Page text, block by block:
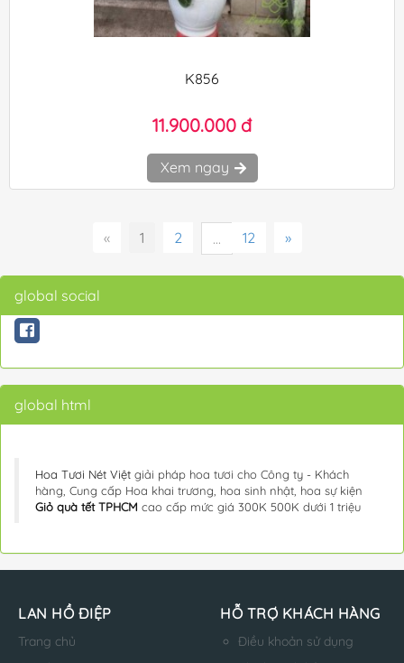
K856
11.900.000 đ
Xem ngay
« 1 2 ... 12 »
global social
global html
Hoa Tươi Nét Việt giải pháp hoa tươi cho Công ty - Khách
hàng, Cung cấp Hoa khai trương, hoa sinh nhật, hoa sự kiện
Giỏ quà tết TPHCM cao cấp mức giá 300K 500K dưới 1 triệu
LAN HỒ ĐIỆP
Trang chủ
HỖ TRỢ KHÁCH HÀNG
Điều khoản sử dụng